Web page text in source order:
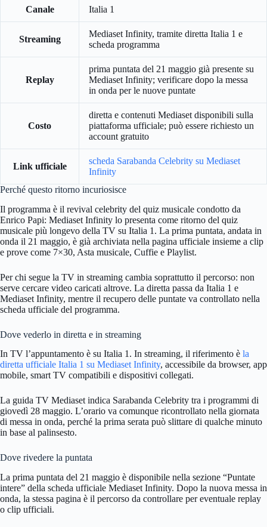
Canale Italia 1
Streaming
Mediaset Infinity, tramite diretta Italia 1 e
scheda programma
Replay
prima puntata del 21 maggio già presente su
Mediaset Infinity; verificare dopo la messa
in onda per le nuove puntate
Costo
diretta e contenuti Mediaset disponibili sulla
piattaforma ufficiale; può essere richiesto un
account gratuito
Link ufficiale
scheda Sarabanda Celebrity su Mediaset
Infinity
Perché questo ritorno incuriosisce
Il programma è il revival celebrity del quiz musicale condotto da
Enrico Papi: Mediaset Infinity lo presenta come ritorno del quiz
musicale più longevo della TV su Italia 1. La prima puntata, andata in
onda il 21 maggio, è già archiviata nella pagina ufficiale insieme a clip
e prove come 7×30, Asta musicale, Cuffie e Playlist.
Per chi segue la TV in streaming cambia soprattutto il percorso: non
serve cercare video caricati altrove. La diretta passa da Italia 1 e
Mediaset Infinity, mentre il recupero delle puntate va controllato nella
scheda ufficiale del programma.
Dove vederlo in diretta e in streaming
In TV l’appuntamento è su Italia 1. In streaming, il riferimento è la
diretta ufficiale Italia 1 su Mediaset Infinity, accessibile da browser, app
mobile, smart TV compatibili e dispositivi collegati.
La guida TV Mediaset indica Sarabanda Celebrity tra i programmi di
giovedì 28 maggio. L’orario va comunque ricontrollato nella giornata
di messa in onda, perché la prima serata può slittare di qualche minuto
in base al palinsesto.
Dove rivedere la puntata
La prima puntata del 21 maggio è disponibile nella sezione “Puntate
intere” della scheda ufficiale Mediaset Infinity. Dopo la nuova messa in
onda, la stessa pagina è il percorso da controllare per eventuale replay
o clip ufficiali.